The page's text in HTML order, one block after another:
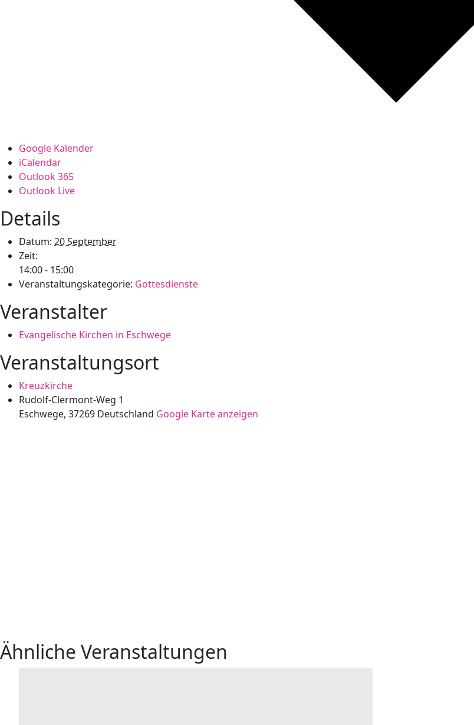
Google Kalender
iCalendar
Outlook 365
Outlook Live
Details
Datum: 20 September
Zeit:
14:00 - 15:00
Veranstaltungskategorie: Gottesdienste
Veranstalter
Evangelische Kirchen in Eschwege
Veranstaltungsort
Kreuzkirche
Rudolf-Clermont-Weg 1
Eschwege, 37269 Deutschland Google Karte anzeigen
Ähnliche Veranstaltungen